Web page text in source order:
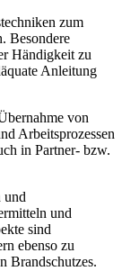
zum
Besondere
Händigkeit zu
Anleitung
von
Arbeitsprozessen
in Partner- bzw.
und
und
sind
ebenso zu
Brandschutzes.